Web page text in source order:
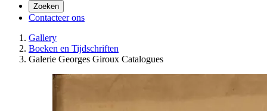
Zoeken
Contacteer ons
Gallery
Boeken en Tijdschriften
Galerie Georges Giroux Catalogues